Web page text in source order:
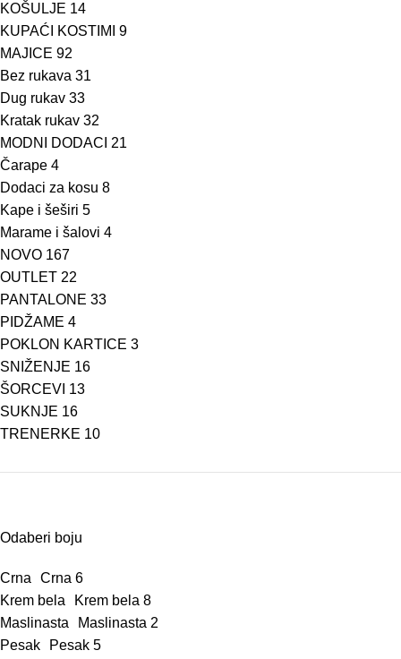
KOŠULJE 14
KUPAĆI KOSTIMI 9
MAJICE 92
Bez rukava 31
Dug rukav 33
Kratak rukav 32
MODNI DODACI 21
Čarape 4
Dodaci za kosu 8
Kape i šeširi 5
Marame i šalovi 4
NOVO 167
OUTLET 22
PANTALONE 33
PIDŽAME 4
POKLON KARTICE 3
SNIŽENJE 16
ŠORCEVI 13
SUKNJE 16
TRENERKE 10
Odaberi boju
Crna Crna 6
Krem bela
Krem bela 8
Maslinasta
Maslinasta 2
Pesak
Pesak 5